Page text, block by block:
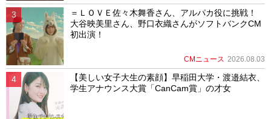
＝ＬＯＶＥ佐々木舞香さん、アルパカ役に挑戦！
大谷映美里さん、野口衣織さんがソフトバンクCM
初出演！
CMニュース 2026.08.03
【美しい女子大生の素顔】早稲田大学・渡邉結衣、
学生アナウンス大賞「CanCam賞」の才女